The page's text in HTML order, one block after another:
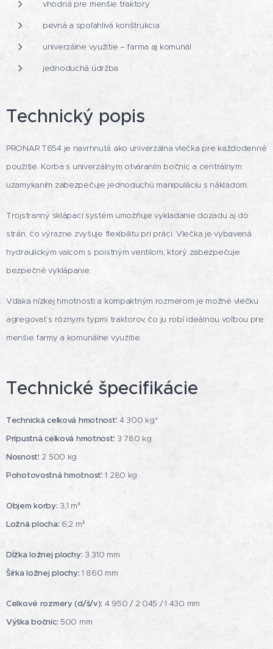
vhodná pre menšie traktory
pevná a spoľahlivá konštrukcia
univerzálne využitie – farma aj komunál
jednoduchá údržba
Technický popis
PRONAR T654 je navrhnutá ako univerzálna vlečka pre každodenné
použitie. Korba s univerzálnym otváraním bočníc a centrálnym
uzamykaním zabezpečuje jednoduchú manipuláciu s nákladom.
Trojstranný sklápací systém umožňuje vykladanie dozadu aj do
strán, čo výrazne zvyšuje flexibilitu pri práci. Vlečka je vybavená
hydraulickým valcom s poistným ventilom, ktorý zabezpečuje
bezpečné vyklápanie.
Vďaka nízkej hmotnosti a kompaktným rozmerom je možné vlečku
agregovať s rôznymi typmi traktorov, čo ju robí ideálnou voľbou pre
menšie farmy a komunálne využitie.
Technické špecifikácie
Technická celková hmotnosť: 4 300 kg*
Prípustná celková hmotnosť: 3 780 kg
Nosnosť: 2 500 kg
Pohotovostná hmotnosť: 1 280 kg
Objem korby: 3,1 m³
Ložná plocha: 6,2 m²
Dĺžka ložnej plochy: 3 310 mm
Šírka ložnej plochy: 1 860 mm
Celkové rozmery (d/š/v): 4 950 / 2 045 / 1 430 mm
Výška bočníc: 500 mm